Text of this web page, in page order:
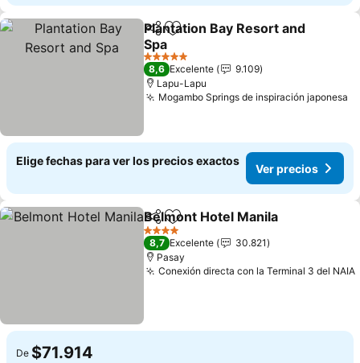
CompartirAgregar a favoritos
Plantation Bay Resort and
Spa
5 Estrellas
8,6 Excelente
9.109
Lapu-Lapu
Mogambo Springs de inspiración japonesa
Elige fechas para ver los precios exactos
Ver precios
CompartirAgregar a favoritos
Belmont Hotel Manila
4 Estrellas
8,7 Excelente
30.821
Pasay
Conexión directa con la Terminal 3 del NAIA
De $71.914